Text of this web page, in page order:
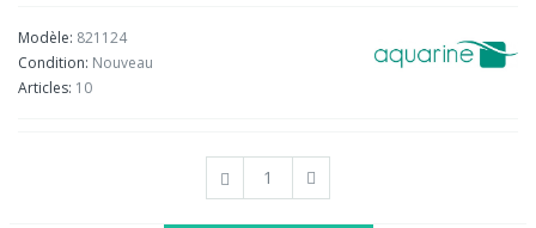
Modèle: 821124
Condition: Nouveau
Articles: 10